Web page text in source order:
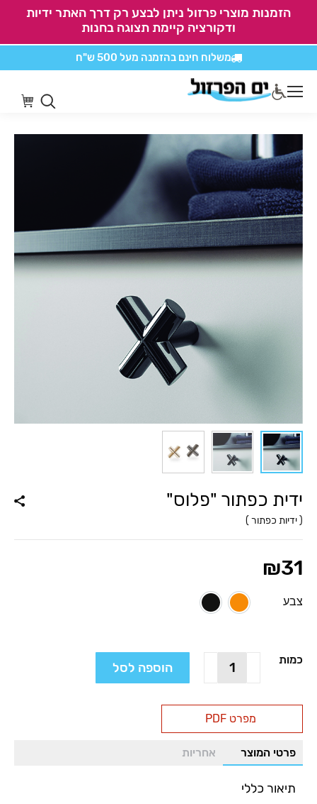
הזמנות מוצרי פרזול ניתן לבצע רק דרך האתר ידיות
ודקורציה קיימת תצוגה בחנות
משלוח חינם בהזמנה מעל 500 ש"ח
ידית כפתור "פלוס"
( ידיות כפתור )
₪31
צבע
פליז מבריקשחור מבריק
כמות
כפתור
"פלוס"
הוספה לסל
פרטי המוצר אחריות
תיאור כללי
מפרט PDF